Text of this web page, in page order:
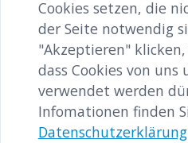
Herunterladen
Bild in voller Größe
Cookies setzen, die
der Seite notwendig
"Akzeptieren"
dass Cookies von
verwendet werden
Infomationen finden
Datenschutzerklärung